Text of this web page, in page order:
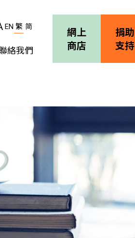
EN 繁 简
絡我們
網上
商店
捐助
支持